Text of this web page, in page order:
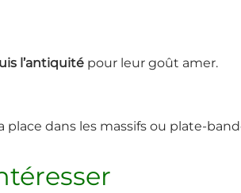
l’antiquité pour leur goût amer.
place dans les massifs ou plate-